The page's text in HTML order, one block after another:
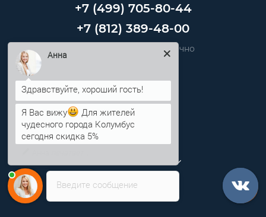
+7 (499) 705-80-44
+7 (812) 389-48-00
Звоните нам круглосуточно
Информация
Введите сообщение
Здравствуйте, хороший гость!
Я Вас вижу
Для жителей
чудесного города Колумбус
сегодня скидка 5%